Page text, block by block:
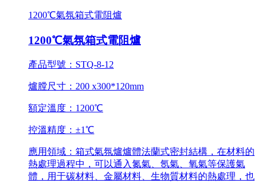
1200℃氣氛箱式電阻爐
1200℃氣氛箱式電阻爐
產品型號：STQ-8-12
爐膛尺寸：200 x300*120mm
額定溫度：1200℃
控溫精度：±1℃
應用領域：箱式氣氛爐爐體法蘭式密封結構，在材料的
熱處理過程中，可以通入氮氣、氬氣、氧氣等保護氣
體，用于碳材料、金屬材料、生物質材料的熱處理，也